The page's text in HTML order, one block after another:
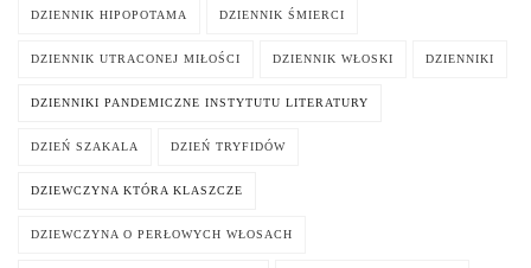
DZIENNIK HIPOPOTAMA DZIENNIK ŚMIERCI
DZIENNIK UTRACONEJ MIŁOŚCI DZIENNIK WŁOSKI DZIENNIKI
DZIENNIKI PANDEMICZNE INSTYTUTU LITERATURY
DZIEŃ SZAKALA DZIEŃ TRYFIDÓW
DZIEWCZYNA KTÓRA KLASZCZE
DZIEWCZYNA O PERŁOWYCH WŁOSACH